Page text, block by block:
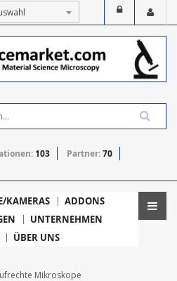
103 Partner:70
KAMERAS
ADDONS
UNTERNEHMEN
ÜBER UNS
Mikroskope